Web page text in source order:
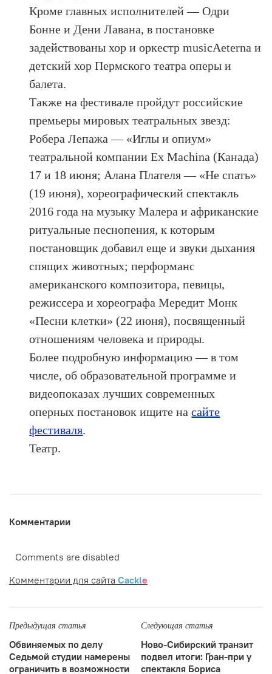
Кроме главных исполнителей — Одри
Бонне и Дени Лавана, в постановке
задействованы хор и оркестр musicAeterna и
детский хор Пермского театра оперы и
балета.
Также на фестивале пройдут российские
премьеры мировых театральных звезд:
Робера Лепажа — «Иглы и опиум»
театральной компании Ex Machina (Канада)
17 и 18 июня; Алана Плателя — «Не спать»
(19 июня), хореографический спектакль
2016 года на музыку Малера и африканские
ритуальные песнопения, к которым
постановщик добавил еще и звуки дыхания
спящих животных; перформанс
американского композитора, певицы,
режиссера и хореографа Мередит Монк
«Песни клетки» (22 июня), посвященный
отношениям человека и природы.
Более подробную информацию — в том
числе, об образовательной программе и
видеопоказах лучших современных
оперных постановок ищите насайте
фестиваля.
Театр.
Комментарии
Comments are disabled
Комментарии для сайта Cackle
Предыдущая статья
Обвиняемых по делу
Седьмой студии намерены
ограничить в возможности
Следующая статья
Ново-Сибирский транзит
подвел итоги: Гран-при у
спектакля Бориса